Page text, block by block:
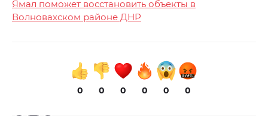
Ямал поможет восстановить объекты в
Волновахском районе ДНР
0 0 0 0 0 0